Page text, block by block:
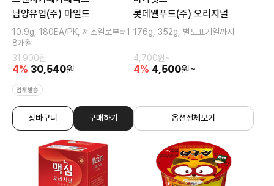
남양유업(주) 마일드
10.9g, 180EA/PK, 제조일로부터1
8개월
31,900원
4% 30,540원
업체발송
장바구니 구매하기
롯데웰푸드(주) 오리지널
176g, 352g, 별도표기일까지
4,700원~
4% 4,500원~
옵션전체보기